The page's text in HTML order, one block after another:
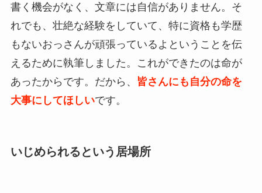
書く機会がなく、文章には自信がありません。そ
れでも、壮絶な経験をしていて、特に資格も学歴
もないおっさんが頑張っているよということを伝
えるために執筆しました。これができたのは命が
あったからです。だから、 皆さんにも自分の命を
大事にしてほしいです。
いじめられるという居場所